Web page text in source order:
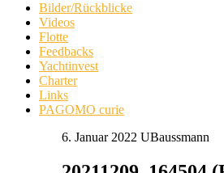
Bilder/Rückblicke
Videos
Flotte
Feedbacks
Yachtinvest
Charter
Links
PAGOMO curie
6. Januar 2022 UBaussmann